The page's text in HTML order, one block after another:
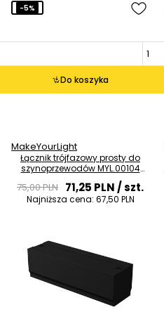
Do koszyka
-5%
MakeYourLight
Łącznik trójfazowy prosty do
szynoprzewodów MYL.00104
75,00 PLN 71,25 PLN/ szt.
Najniższa cena: 67,50 PLN